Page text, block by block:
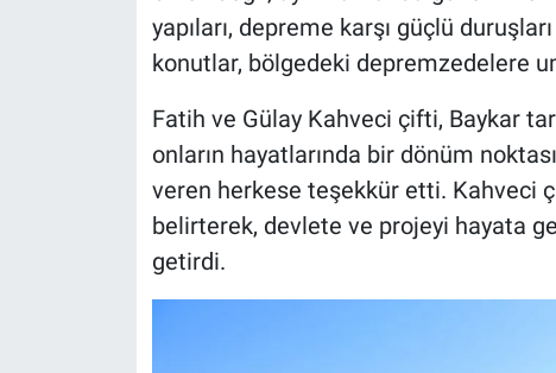
yapıları, depreme karşı güçlü
konutlar, bölgedeki depremzedelere
Fatih ve Gülay Kahveci çifti, Baykar
onların hayatlarında bir dönüm
veren herkese teşekkür etti. Kahveci
belirterek, devlete ve projeyi hayata
getirdi.